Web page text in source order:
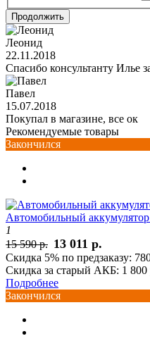
Продолжить
Леонид
22.11.2018
Спасибо консультанту Илье
Павел
15.07.2018
Покупал в магазине, все ок
Рекомендуемые товары
Закончился
Автомобильный
1
15 590 р. 13 011 р.
Скидка 5% по предзаказу:
Скидка за старый АКБ: 1 800
Подробнее
Закончился